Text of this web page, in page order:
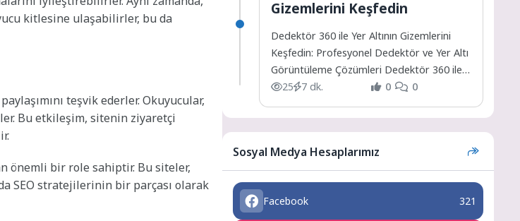
kitlesine ulaşabilirler, bu da
teşvik ederler. Okuyucular,
Bu etkileşim, sitenin ziyaretçi
önemli bir role sahiptir. Bu siteler,
SEO stratejilerinin bir parçası olarak
Gizemlerini Keşfedin
Dedektör 360 ile Yer Altının Gizemlerini
Keşfedin: Profesyonel Dedektör ve Yer Altı
Görüntüleme Çözümleri Dedektör 360 ile
Yer Altının Gizemlerini...
25 7 dk. 0 0
Sosyal Medya Hesaplarımız
Facebook 321